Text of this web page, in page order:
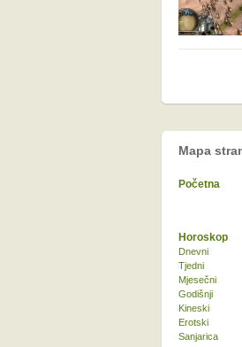
Mapa
Početna
Horoskop
Dnevni
Tjedni
Mjesečni
Godišnji
Kineski
Erotski
Sanjarica